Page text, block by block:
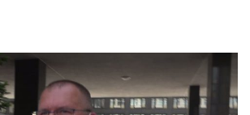
Niż
W
Rządzie